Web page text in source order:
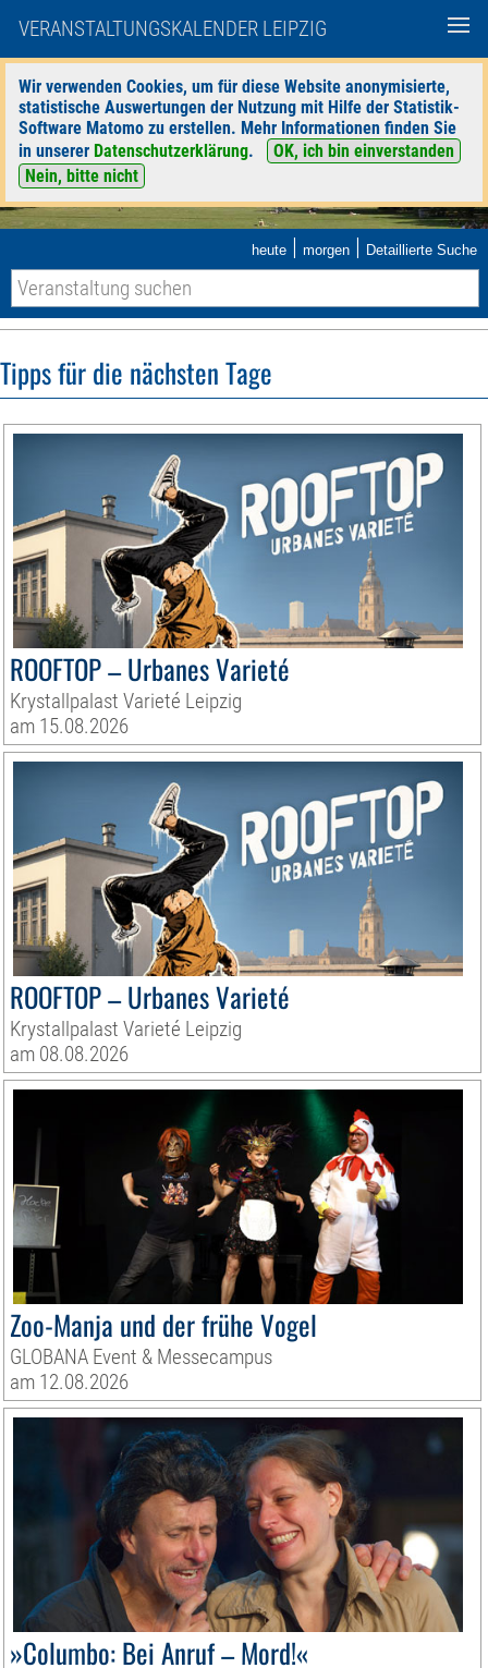
VERANSTALTUNGSKALENDER LEIPZIG
Wir verwenden Cookies, um für diese Website anonymisierte,
statistische Auswertungen der Nutzung mit Hilfe der Statistik-
Software Matomo zu erstellen. Mehr Informationen finden Sie
in unserer Datenschutzerklärung.
OK, ich bin einverstanden
Nein, bitte nicht
heute | morgen | Detaillierte Suche
Tipps für die nächsten Tage
ROOFTOP – Urbanes Varieté
Krystallpalast Varieté Leipzig
am 15.08.2026
ROOFTOP – Urbanes Varieté
Krystallpalast Varieté Leipzig
am 08.08.2026
Zoo-Manja und der frühe Vogel
GLOBANA Event & Messecampus
am 12.08.2026
»Columbo: Bei Anruf – Mord!«